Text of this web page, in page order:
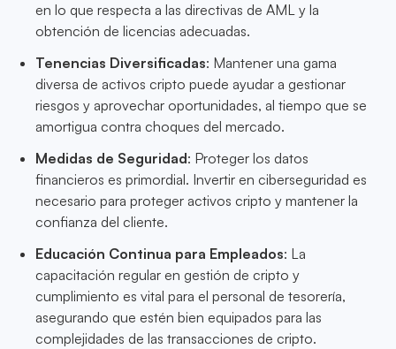
en lo que respecta a las directivas de AML y la
obtención de licencias adecuadas.
Tenencias Diversificadas: Mantener una gama
diversa de activos cripto puede ayudar a gestionar
riesgos y aprovechar oportunidades, al tiempo que se
amortigua contra choques del mercado.
Medidas de Seguridad: Proteger los datos
financieros es primordial. Invertir en ciberseguridad es
necesario para proteger activos cripto y mantener la
confianza del cliente.
Educación Continua para Empleados: La
capacitación regular en gestión de cripto y
cumplimiento es vital para el personal de tesorería,
asegurando que estén bien equipados para las
complejidades de las transacciones de cripto.